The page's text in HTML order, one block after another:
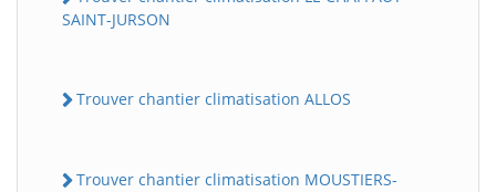
SAINT-JURSON
Trouver chantier climatisation ALLOS
Trouver chantier climatisation MOUSTIERS-